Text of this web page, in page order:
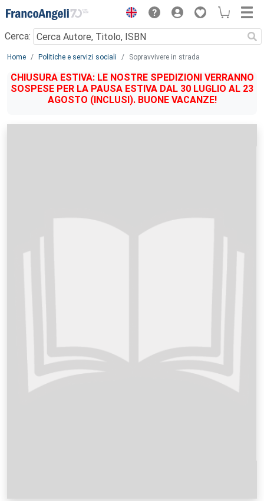
Menu
Cerca:
Main content
Home Politiche e servizi sociali Sopravvivere in strada
CHIUSURA ESTIVA: LE NOSTRE SPEDIZIONI VERRANNO
SOSPESE PER LA PAUSA ESTIVA DAL 30 LUGLIO AL 23
AGOSTO (INCLUSI). BUONE VACANZE!